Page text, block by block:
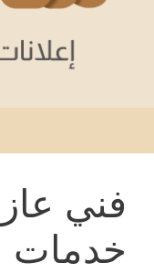
فني
خدمات